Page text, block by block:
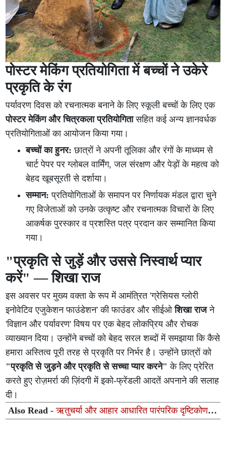
पोस्टर मेकिंग प्रतियोगिता में बच्चों ने उकेरे
प्रकृति के रंग
पर्यावरण दिवस को रचनात्मक बनाने के लिए स्कूली बच्चों के लिए एक
पोस्टर मेकिंग और चित्रकला प्रतियोगितासहित कई अन्य ज्ञानवर्धक
प्रतियोगिताओं का आयोजन किया गया।
बच्चों का हुनर: छात्रों ने अपनी तूलिका और रंगों के माध्यम से
चार्ट पेपर पर ग्लोबल वार्मिंग, जल संरक्षण और पेड़ों के महत्व को
बेहद खूबसूरती से दर्शाया।
सम्मान: प्रतियोगिताओं के समापन पर निर्णायक मंडल द्वारा चुने
गए विजेताओं को उनके उत्कृष्ट और रचनात्मक विचारों के लिए
आकर्षक पुरस्कार व प्रशस्ति पत्र प्रदान कर सम्मानित किया
गया।
"प्रकृति से जुड़ें और उससे निस्वार्थ प्यार
करें" — शिखा राज
इस अवसर पर मुख्य वक्ता के रूप में आमंत्रित 'ग्रेसियस ग्लोरी
इनोवेटिव एजुकेशन फाउंडेशन' की फाउंडर और सीईओशिखा राजने
'विज्ञान और पर्यावरण' विषय पर एक बेहद लोकप्रिय और रोचक
व्याख्यान दिया। उन्होंने बच्चों को बेहद सरल शब्दों में समझाया कि कैसे
हमारा अस्तित्व पूरी तरह से प्रकृति पर निर्भर है। उन्होंने छात्रों को
"प्रकृति से जुड़ने और प्रकृति से सच्चा प्यार करने" के लिए प्रेरित
करते हुए रोज़मर्रा की ज़िंदगी में इको-फ्रेंडली आदतें अपनाने की सलाह
दी।
Also Read -ऋतुचर्या और आहार आधारित पारंपरिक दृष्टिकोण:
आयुर्वेद और आधुनिक विज्ञान का संतुलित समन्वय